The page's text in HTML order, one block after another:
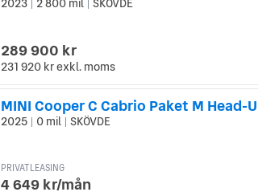
2023 2 800 mil SKÖVDE
289 900 kr
231 920 krexkl. moms
2025 0 mil SKÖVDE
PRIVATLEASING
4 649 kr/mån